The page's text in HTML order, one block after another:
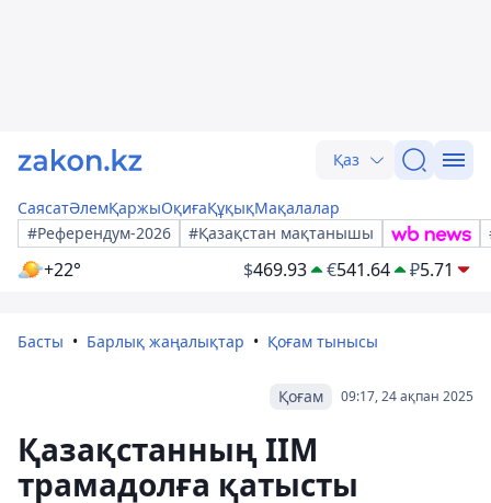
Қаз
СаясатӘлемҚаржыОқиғаҚұқықМақалалар
#Референдум-2026
#Қазақстан мақтанышы
+22° $469.93 €541.64 ₽5.71
Басты Барлық жаңалықтар Қоғам тынысы
09:17, 24 ақпан 2025
Қоғам
Қазақстанның ІІМ
трамадолға қатысты